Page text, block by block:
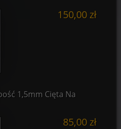
150,00 zł
1,5mm Cięta Na
85,00 zł